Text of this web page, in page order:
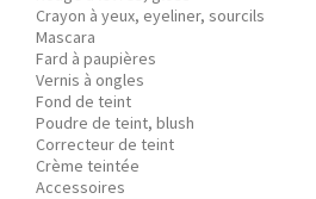
Crayon à yeux, eyeliner, sourcils
Mascara
Fard à paupières
Vernis à ongles
Fond de teint
Poudre de teint, blush
Correcteur de teint
Crème teintée
Accessoires